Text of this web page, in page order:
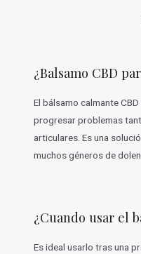
¿Balsamo CBD
El bálsamo calmante
progresar problemas
articulares. Es una
muchos géneros de
¿Cuando usar el
Es ideal usarlo tras una